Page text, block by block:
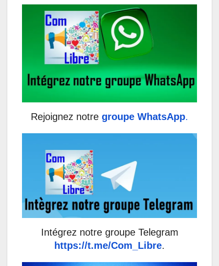
Rejoignez notre groupe WhatsApp.
Intégrez notre groupe Telegram
https://t.me/Com_Libre.